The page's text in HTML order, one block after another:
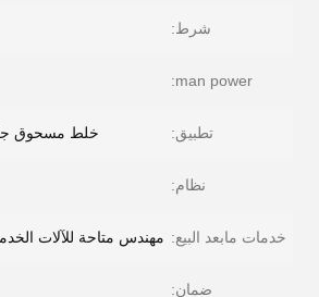
شرط:
man power:
تطبيق: خلط مسحوق
نظام:
خدمات مابعد البيع: مهندس متاحة للآلات
ضمان: